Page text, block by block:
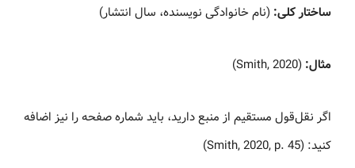
ساختار کلی: (نام خانوادگی نویسنده، سال انتشار)
مثال: (Smith, 2020)
اگر نقل‌قول مستقیم از منبع دارید، باید شماره صفحه را نیز اضافه
کنید: (Smith, 2020, p. 45)